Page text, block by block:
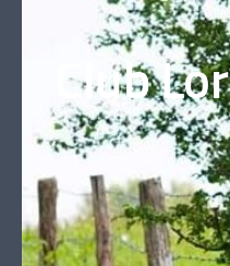
Skip to content
Club